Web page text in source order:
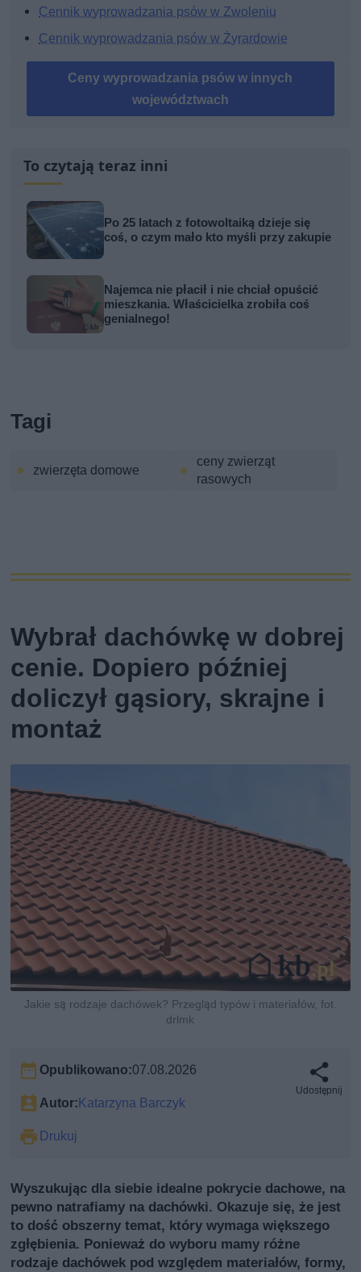
Cennik wyprowadzania psów w Zwoleniu
Cennik wyprowadzania psów w Żyrardowie
Ceny wyprowadzania psów w innych
województwach
To czytają teraz inni
Po 25 latach z fotowoltaiką dzieje się
coś, o czym mało kto myśli przy zakupie
Najemca nie płacił i nie chciał opuścić
mieszkania. Właścicielka zrobiła coś
genialnego!
Tagi
zwierzęta domowe
ceny zwierząt
rasowych
Wybrał dachówkę w dobrej
cenie. Dopiero później
doliczył gąsiory, skrajne i
montaż
Jakie są rodzaje dachówek? Przegląd typów i materiałów, fot.
drlmk
Opublikowano:07.08.2026
Autor:Katarzyna Barczyk
Drukuj
Udostępnij
Wyszukując dla siebie idealne pokrycie dachowe, na
pewno natrafiamy na dachówki. Okazuje się, że jest
to dość obszerny temat, który wymaga większego
zgłębienia. Ponieważ do wyboru mamy różne
rodzaje dachówek pod względem materiałów, formy,